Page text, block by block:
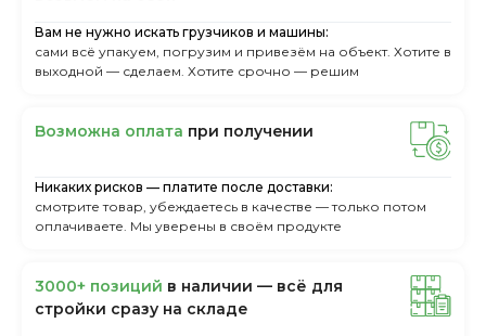
Вам не нужно искать грузчиков и машины:
сами всё упакуем, погрузим и привезём на объект. Хотите в
выходной — сделаем. Хотите срочно — решим
Boзмoжнa oплaтa пpи пoлучeнии
Никаких рисков — платите после доставки:
смотрите товар, убеждаетесь в качестве — только потом
оплачиваете. Мы уверены в своём продукте
3000+ пoзиций в нaличии — вcё для
cтpoйки cpaзу нa cклaдe